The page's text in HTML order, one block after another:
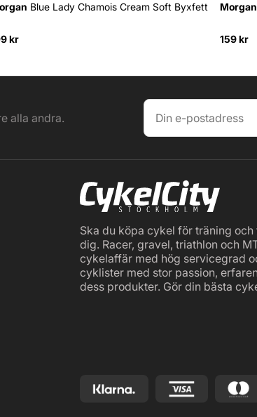
Blue Lady Chamois Cream Soft Byxfett
kr
Morgan
159 kr
alla andra.
Ska du köpa cykel för träning
dig. Racer, gravel, triathlon och
cykelaffär med hög servicegrad
cyklister med stor passion,
dess produkter. Gör din bästa